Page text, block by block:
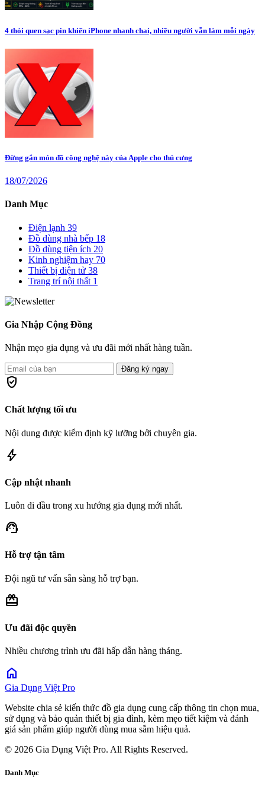
4 thói quen sạc pin khiến iPhone nhanh chai, nhiều người vẫn làm mỗi ngày
Đừng gắn món đồ công nghệ này của Apple cho thú cưng
18/07/2026
Danh Mục
Điện lạnh 39
Đồ dùng nhà bếp 18
Đồ dùng tiện ích 20
Kinh nghiệm hay 70
Thiết bị điện tử 38
Trang trí nội thất 1
Gia Nhập Cộng Đồng
Nhận mẹo gia dụng và ưu đãi mới nhất hàng tuần.
Đăng ký ngay
verified_user
Chất lượng tối ưu
Nội dung được kiểm định kỹ lưỡng bởi chuyên gia.
bolt
Cập nhật nhanh
Luôn đi đầu trong xu hướng gia dụng mới nhất.
support_agent
Hỗ trợ tận tâm
Đội ngũ tư vấn sẵn sàng hỗ trợ bạn.
redeem
Ưu đãi độc quyền
Nhiều chương trình ưu đãi hấp dẫn hàng tháng.
home
Gia Dụng Việt Pro
Website chia sẻ kiến thức đồ gia dụng cung cấp thông tin chọn mua,
sử dụng và bảo quản thiết bị gia đình, kèm mẹo tiết kiệm và đánh
giá sản phẩm giúp người dùng mua sắm hiệu quả.
© 2026 Gia Dụng Việt Pro. All Rights Reserved.
Danh Mục